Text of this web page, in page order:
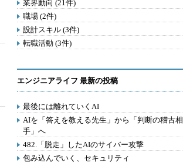
業界動向 (21件)
職場 (2件)
設計スキル (3件)
転職活動 (3件)
エンジニアライフ 最新の投稿
最後には離れていくAI
AIを「答えを教える先生」から「判断の稽古相
手」へ
482.「脱走」したAIのサイバー攻撃
包み込んでいく、セキュリティ